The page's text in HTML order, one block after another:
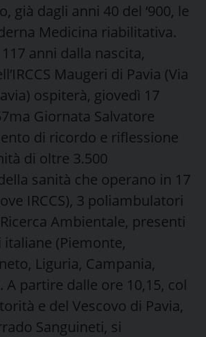
già dagli anni 40 del ‘900, le
Medicina riabilitativa.
anni dalla nascita,
Maugeri di Pavia (Via
ospiterà, giovedì 17
Giornata Salvatore
di ricordo e riflessione
di oltre 3.500
sanità che operano in 17
IRCCS), 3 poliambulatori
Ambientale, presenti
(Piemonte,
Liguria, Campania,
A partire dalle ore 10,15, col
e del Vescovo di Pavia,
Sanguineti, si